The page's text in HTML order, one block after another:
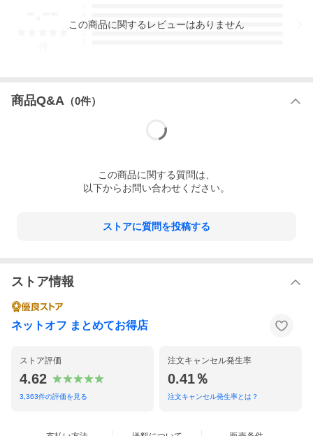
3
この商品に関するレビューはありません
商品Q&A （0件）
この商品に関する質問は、
以下からお問い合わせください。
ストアに質問を投稿する
ストア情報
ネットオフ まとめてお得店
ストア評価
4.62
3,363件の評価を見る
注文キャンセル発生率
0.41％
注文キャンセル発生率とは？